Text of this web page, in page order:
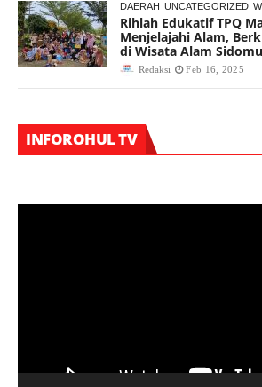
DAERAH UNCATEGORIZED
Rihlah Edukatif TPQ
Menjelajahi Alam,
di Wisata Alam
Redaksi Feb 16, 2025
INFOROHUL TV